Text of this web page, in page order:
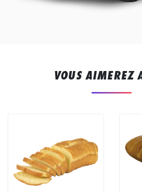
VOUS AIMEREZ